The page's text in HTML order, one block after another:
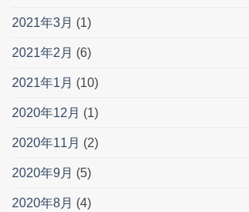
2021年3月 (1)
2021年2月 (6)
2021年1月 (10)
2020年12月 (1)
2020年11月 (2)
2020年9月 (5)
2020年8月 (4)